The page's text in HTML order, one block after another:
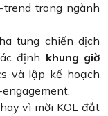
trong ngành
tung chiến dịch
định khung giờ
và lập kế hoạch
vì mời KOL đắt